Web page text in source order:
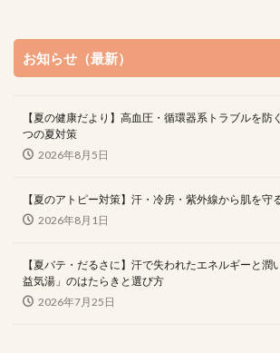
お知らせ（最新）
【夏の健康だより】高血圧・循環器系トラブルを防
つの夏対策
2026年8月5日
【夏のアトピー対策】汗・冷房・紫外線から肌を守
2026年8月1日
【夏バテ・だるさに】汗で失われたエネルギーと潤
益気湯」のはたらきと選び方
2026年7月25日